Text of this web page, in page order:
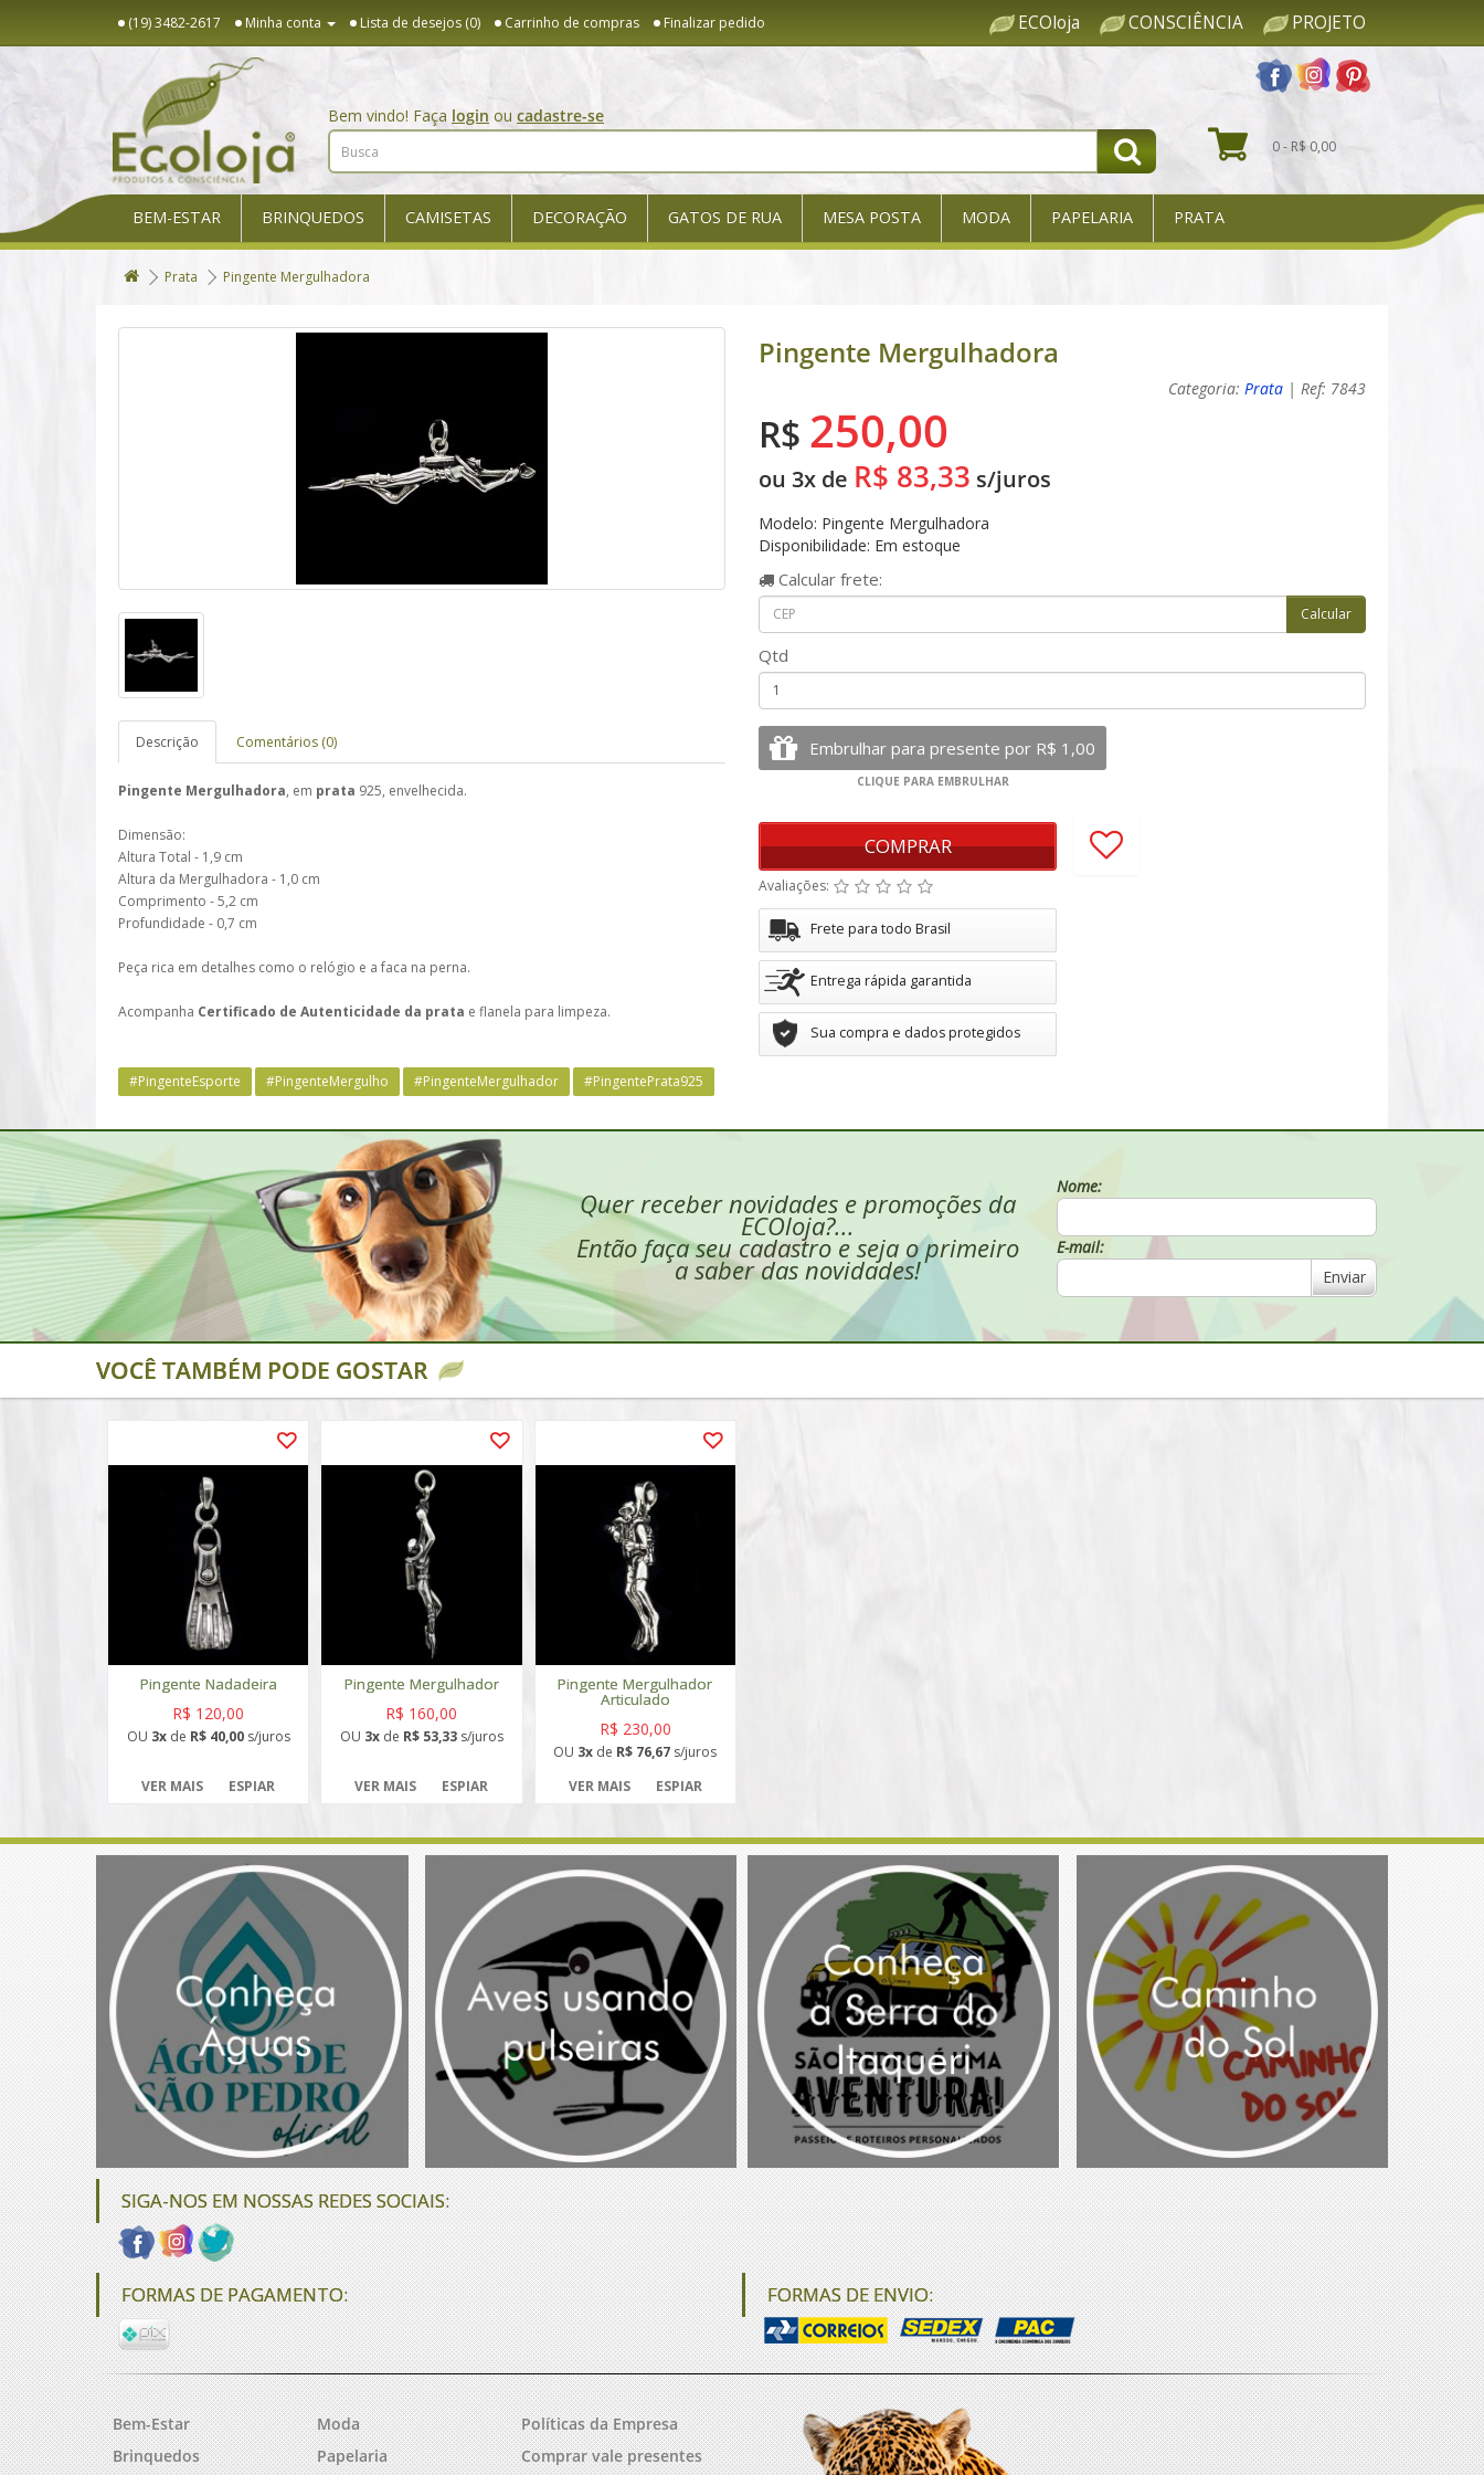
(19) 3482-2617 Minha conta Lista de desejos (0) Carrinho de compras Finalizar pedido ECOloja CONSCIÊNCIA PROJETO
Bem vindo! Faça login ou cadastre-se
0 - R$ 0,00
BEM-ESTAR BRINQUEDOS CAMISETAS DECORAÇÃO GATOS DE RUA MESA POSTA MODA PAPELARIA PRATA
Prata Pingente Mergulhadora
Descrição Comentários (0)
Pingente Mergulhadora, em prata 925, envelhecida.
Dimensão:
Altura Total - 1,9 cm
Altura da Mergulhadora - 1,0 cm
Comprimento - 5,2 cm
Profundidade - 0,7 cm
Peça rica em detalhes como o relógio e a faca na perna.
Acompanha Certificado de Autenticidade da prata e flanela para limpeza.
Pingente Mergulhadora
Categoria: Prata | Ref: 7843
R$ 250,00
ou 3x de R$ 83,33 s/juros
Modelo: Pingente Mergulhadora
Disponibilidade: Em estoque
Calcular frete:
Qtd
COMPRAR
Avaliações:
Frete para todo Brasil
Entrega rápida garantida
Sua compra e dados protegidos
#PingenteEsporte #PingenteMergulho #PingenteMergulhador #PingentePrata925
Quer receber novidades e promoções da
ECOloja?...
Então faça seu cadastro e seja o primeiro
a saber das novidades!
Nome:
E-mail:
Enviar
VOCÊ TAMBÉM PODE GOSTAR
Pingente Nadadeira
R$ 120,00
OU 3xde R$ 40,00s/juros
VER MAIS ESPIAR
Pingente Mergulhador
R$ 160,00
OU 3xde R$ 53,33s/juros
VER MAIS ESPIAR
Pingente Mergulhador
Articulado
R$ 230,00
OU 3x de R$ 76,67 s/juros
VER MAIS
ESPIAR
SIGA-NOS EM NOSSAS REDES SOCIAIS:
FORMAS DE PAGAMENTO: FORMAS DE ENVIO:
Bem-Estar
Brinquedos
Moda
Papelaria
Políticas da Empresa
Comprar vale presentes